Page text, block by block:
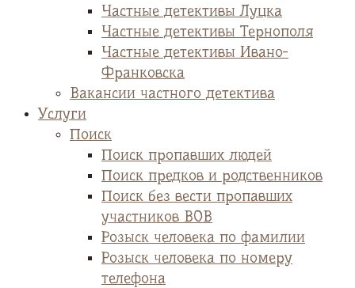
Частные детективы Луцка
Частные детективы Тернополя
Частные детективы Ивано-
Франковска
Вакансии частного детектива
Услуги
Поиск
Поиск пропавших людей
Поиск предков и родственников
Поиск без вести пропавших
участников ВОВ
Розыск человека по фамилии
Розыск человека по номеру
телефона